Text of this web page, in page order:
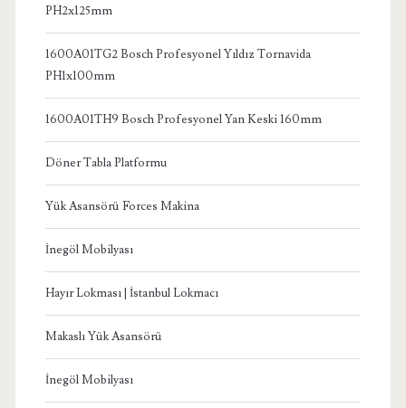
PH2x125mm
1600A01TG2 Bosch Profesyonel Yıldız Tornavida
PH1x100mm
1600A01TH9 Bosch Profesyonel Yan Keski 160mm
Döner Tabla Platformu
Yük Asansörü Forces Makina
İnegöl Mobilyası
Hayır Lokması | İstanbul Lokmacı
Makaslı Yük Asansörü
İnegöl Mobilyası